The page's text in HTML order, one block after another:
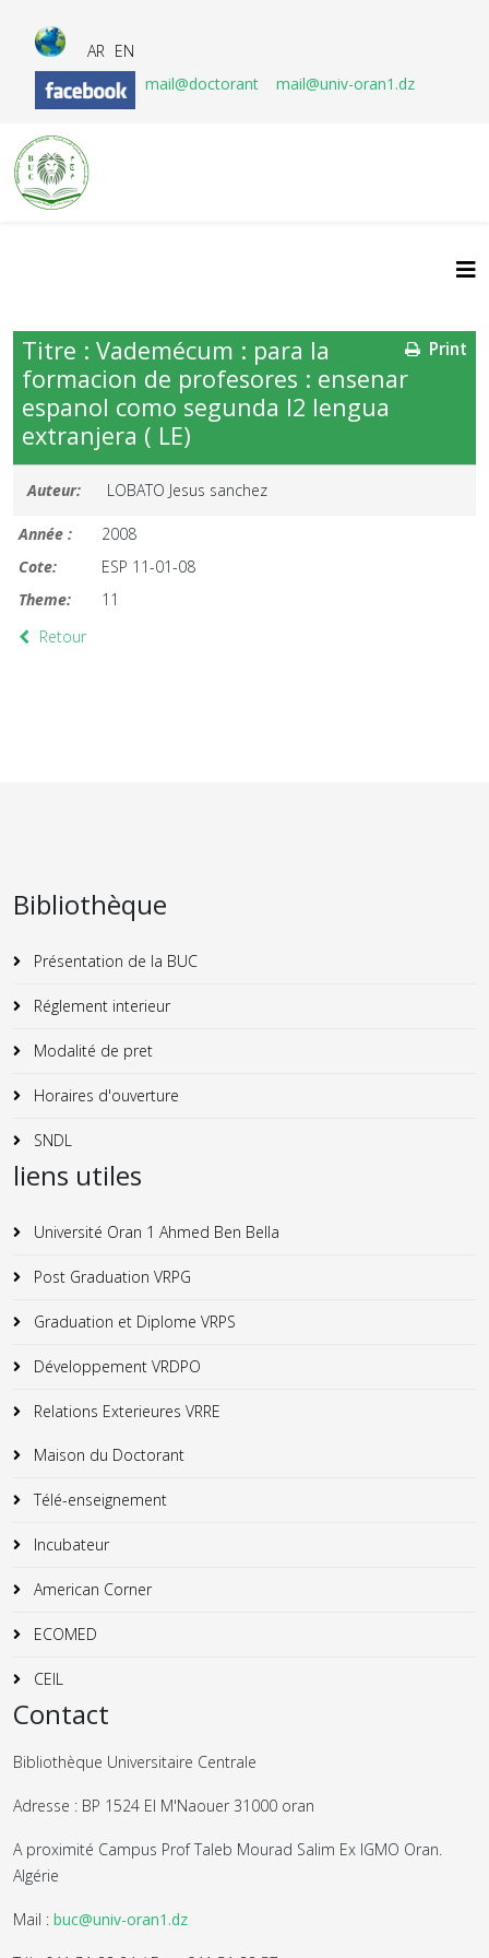
AR EN
mail@doctorant
mail@univ-oran1.dz
Print
Titre : Vademécum : para la
formacion de profesores : ensenar
espanol como segunda l2 lengua
extranjera ( LE)
Auteur: LOBATO Jesus sanchez
Année :
2008
Cote:
ESP 11-01-08
Theme:
11
Retour
Bibliothèque
Présentation de la BUC
Réglement interieur
Modalité de pret
Horaires d'ouverture
SNDL
liens utiles
Université Oran 1 Ahmed Ben Bella
Post Graduation VRPG
Graduation et Diplome VRPS
Développement VRDPO
Relations Exterieures VRRE
Maison du Doctorant
Télé-enseignement
Incubateur
American Corner
ECOMED
CEIL
Contact
Bibliothèque Universitaire Centrale
Adresse : BP 1524 El M'Naouer 31000 oran
A proximité Campus Prof Taleb Mourad Salim Ex IGMO Oran.
Algérie
Mail : buc@univ-oran1.dz